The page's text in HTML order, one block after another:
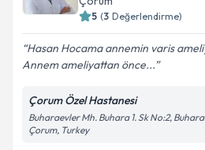
Kişisel verilerimin
Metni'ni okudum ve
kapsamda işlenmesini
5 (3 Değerlendirme)
Hasan Hocama annemin varis
Annem ameliyattan önce...
Çorum Özel Hastanesi
Buharaevler Mh. Buhara 1. Sk No:2,
Çorum, Turkey